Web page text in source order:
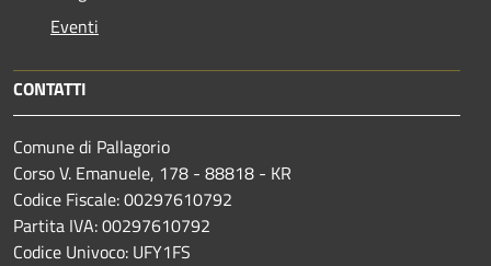
Eventi
CONTATTI
Comune di Pallagorio
Corso V. Emanuele, 178 - 88818 - KR
Codice Fiscale: 00297610792
Partita IVA: 00297610792
Codice Univoco: UFY1FS